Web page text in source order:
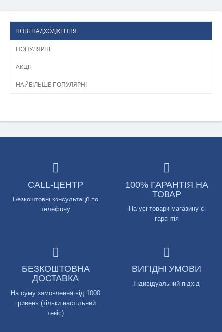
НОВІ НАДХОДЖЕННЯ
ПОПУЛЯРНІ
АКЦІЇ
НАЙБІЛЬШЕ ПОПУЛЯРНІ
CALL-ЦЕНТР
Безкоштовні консультації по
телефону
100% ГАРАНТІЯ НА
ТОВАР
На усі товари магазину є
гарантія
БЕЗКОШТОВНА
ДОСТАВКА
На суму замовлення від 1000
гривень (тільки настільний
теніс)
ВИГІДНІ УМОВИ
Індивідуальний підхід